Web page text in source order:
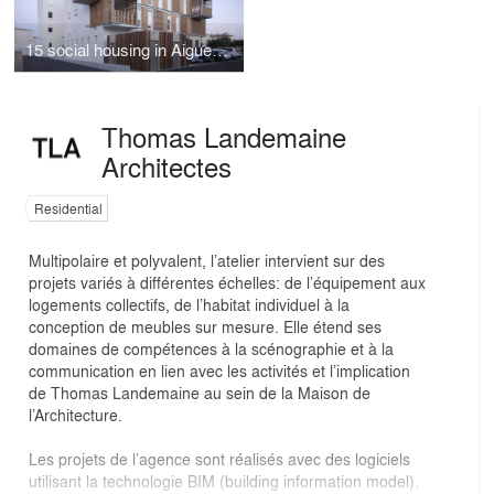
15 social housing in Aigues-Mortes
Thomas Landemaine
Architectes
Residential
Multipolaire et polyvalent, l’atelier intervient sur des
projets variés à différentes échelles: de l’équipement aux
logements collectifs, de l’habitat individuel à la
conception de meubles sur mesure. Elle étend ses
domaines de compétences à la scénographie et à la
communication en lien avec les activités et l’implication
de Thomas Landemaine au sein de la Maison de
l’Architecture.
Les projets de l’agence sont réalisés avec des logiciels
utilisant la technologie BIM (building information model).